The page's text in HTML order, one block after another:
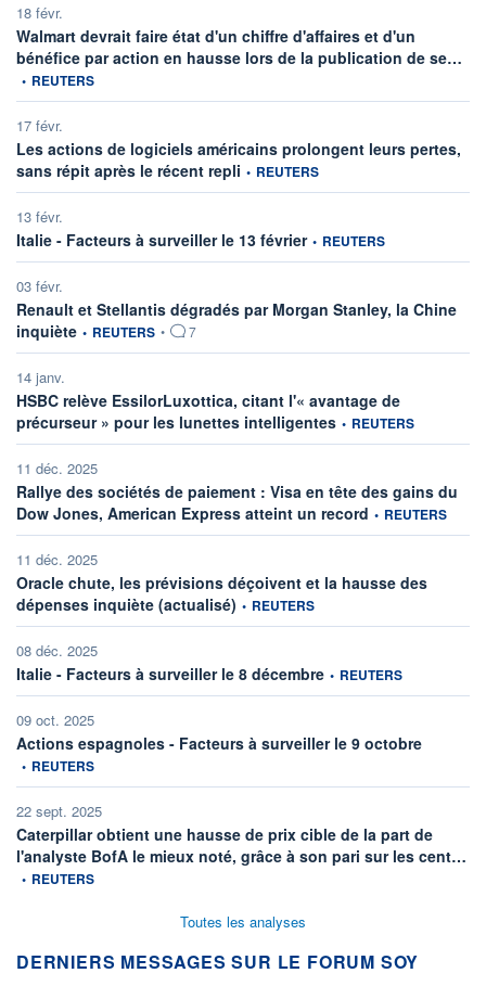
18 févr.
Walmart devrait faire état d'un chiffre d'affaires et d'un
bénéfice par action en hausse lors de la publication de se…
• REUTERS
17 févr.
Les actions de logiciels américains prolongent leurs pertes,
sans répit après le récent repli information fournie par
• REUTERS
13 févr.
Italie - Facteurs à surveiller le 13 févrierinformation fournie par
• REUTERS
03 févr.
Renault et Stellantis dégradés par Morgan Stanley, la Chine
inquiète information fournie par
• REUTERS • 7
14 janv.
HSBC relève EssilorLuxottica, citant l'« avantage de
précurseur » pour les lunettes intelligentes information fournie par
• REUTERS
11 déc. 2025
Rallye des sociétés de paiement : Visa en tête des gains du
Dow Jones, American Express atteint un record information fournie
• REUTERS
11 déc. 2025
Oracle chute, les prévisions déçoivent et la hausse des
dépenses inquiète (actualisé) information fournie par
• REUTERS
08 déc. 2025
Italie - Facteurs à surveiller le 8 décembre information fournie par
• REUTERS
09 oct. 2025
Actions espagnoles - Facteurs à surveiller le 9 octobre
• REUTERS
22 sept. 2025
Caterpillar obtient une hausse de prix cible de la part de
l'analyste BofA le mieux noté, grâce à son pari sur les cent…
• REUTERS
Toutes les analyses
DERNIERS MESSAGES SUR LE FORUM SOY